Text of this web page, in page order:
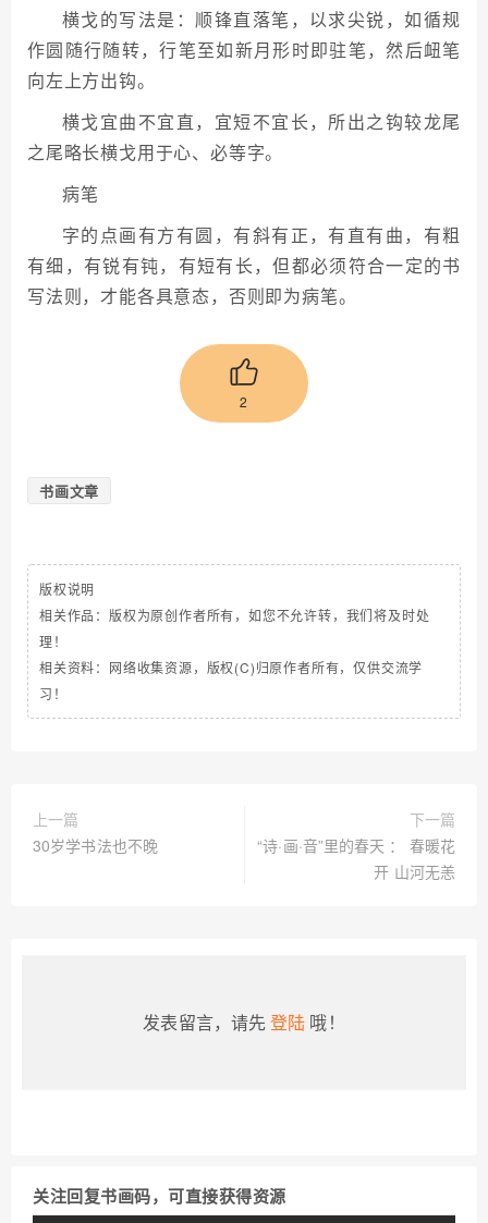
横戈的写法是：顺锋直落笔，以求尖锐，如循规
作圆随行随转，行笔至如新月形时即驻笔，然后衄笔
向左上方出钩。
横戈宜曲不宜直，宜短不宜长，所出之钩较龙尾
之尾略长横戈用于心、必等字。
病笔
字的点画有方有圆，有斜有正，有直有曲，有粗
有细，有锐有钝，有短有长，但都必须符合一定的书
写法则，才能各具意态，否则即为病笔。
2
书画文章
版权说明
相关作品：版权为原创作者所有，如您不允许转，我们将及时处
理！
相关资料：网络收集资源，版权(C)归原作者所有，仅供交流学
习！
上一篇
30岁学书法也不晚
下一篇
“诗·画·音”里的春天 ： 春暖花
开 山河无恙
发表留言，请先登陆 哦！
关注回复书画码，可直接获得资源